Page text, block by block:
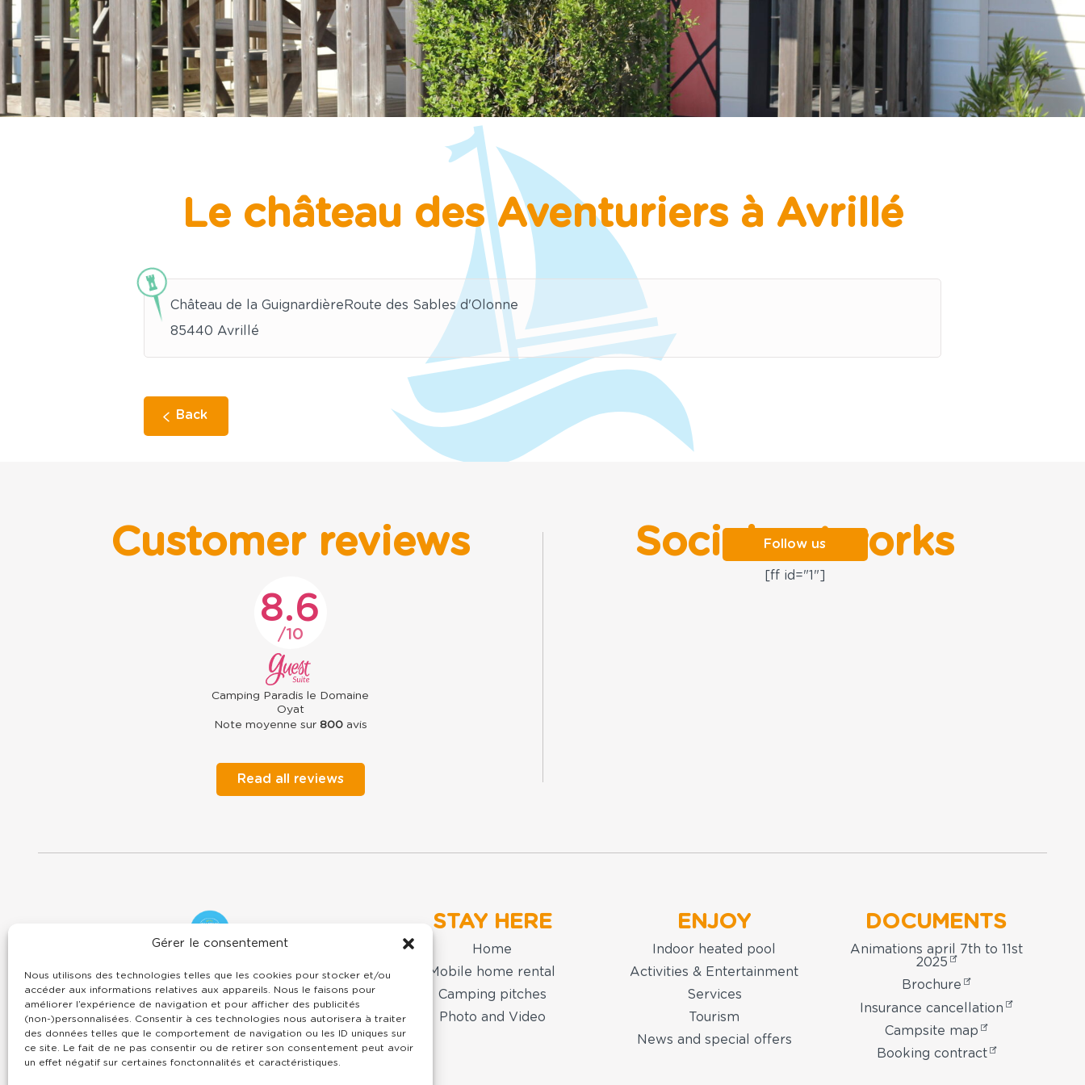
Gérer le consentement
Nous utilisons des technologies telles que les cookies pour stocker et/ou
accéder aux informations relatives aux appareils. Nous le faisons pour
améliorer l’expérience de navigation et pour afficher des publicités
(non-)personnalisées. Consentir à ces technologies nous autorisera à traiter
des données telles que le comportement de navigation ou les ID uniques sur
ce site. Le fait de ne pas consentir ou de retirer son consentement peut avoir
un effet négatif sur certaines fonctonnalités et caractéristiques.
&
Le château des Aventuriers à Avrillé
Château de la GuignardièreRoute des Sables d'Olonne
85440 Avrillé
Back
Customer reviews
8.6
10
Camping Paradis le Domaine
Oyat
Note moyenne sur 800avis
Read all reviews
Social networks
[ff id="1"]
Follow us
Domaine
Oyat
Vendée Pays de la Loire
02 51 55 11 35
contact@domaineoyat.com
STAY HERE
Home
Mobile home rental
Camping pitches
Photo and Video
ENJOY
Indoor heated pool
Activities & Entertainment
Services
Tourism
News and special offers
DOCUMENTS
Animations april 7th to 11st
2025
Brochure
Insurance cancellation
Campsite map
Booking contract